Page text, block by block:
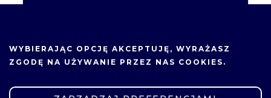
WYBIERAJĄC OPCJĘ AKCEPTUJĘ , WYRAŻASZ
ZGODĘ NA UŻYWANIE PRZEZ NAS COOKIES.